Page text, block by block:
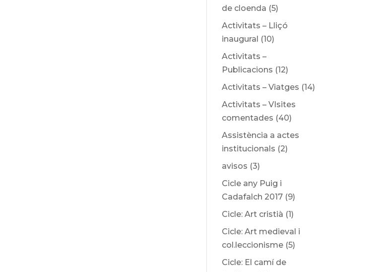
de cloenda (5)
Activitats – Lliçó
inaugural (10)
Activitats –
Publicacions (12)
Activitats – Viatges (14)
Activitats – VIsites
comentades (40)
Assistència a actes
institucionals (2)
avisos (3)
Cicle any Puig i
Cadafalch 2017 (9)
Cicle: Art cristià (1)
Cicle: Art medieval i
col.leccionisme (5)
Cicle: El camí de